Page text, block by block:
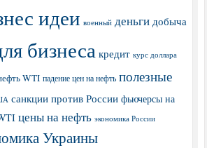
идеи военный деньги добыча
бизнеса кредит курс доллара
WTI падение цен на нефть полезные
санкции против России фьючерсы на
цены на нефть экономика России
Украины